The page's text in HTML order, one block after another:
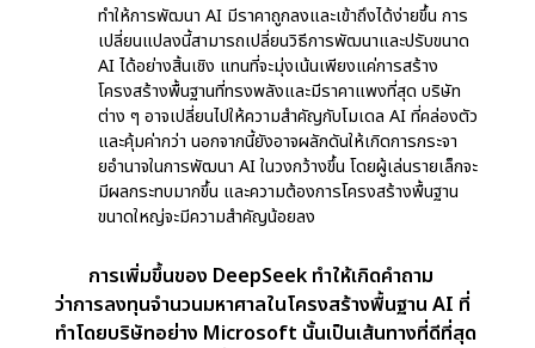
2. ROI ของการลงทุนโครงสร้างพื้นฐาน AI ขนาดใหญ่
เนื่องจากการพัฒนา AI มีความซับซ้อนมากขึ้น
เรื่อย ๆ บริษัทต่าง ๆ เช่น Microsoft จึงได้เดิมพัน
อย่างหนักกับความสำเร็จในอนาคตของ AI เพื่อให้สม
เหตุสมผลกับการลงทุนโครงสร้างพื้นฐานขนาดใหญ่
ของพวกเขา อย่างไรก็ตาม นวัตกรรมของ DeepSeek
ในด้าน AI แสดงให้เห็นว่าอาจมีวิธีที่คุ้มค่ากว่าในการ
บรรลุผลลัพธ์ AI ที่ทรงพลัง ซึ่งอาจลดความจำเป็นใน
การใช้จ่ายด้านทุนจำนวนมหาศาล